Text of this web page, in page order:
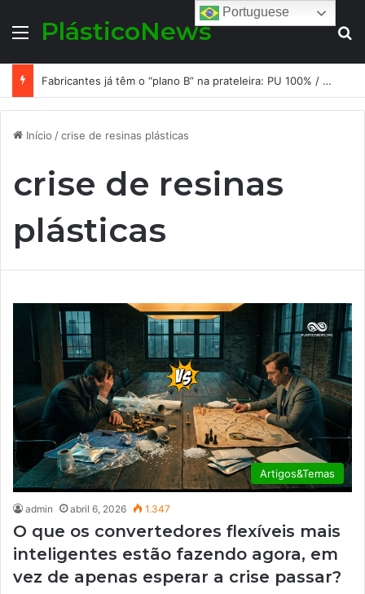
MenuPlásticoNews
Fabricantes já têm o “plano B” na prateleira: PU 100% / NC-free existe, mas ainda é pouco usado: a hora é transformar isso em projeto de resiliência
Início /crise de resinas plásticas
crise de resinas
plásticas
Artigos&Temas
admin abril 6, 2026 1.347
O que os convertedores flexíveis mais
inteligentes estão fazendo agora, em
vez de apenas esperar a crise passar?
Portuguese